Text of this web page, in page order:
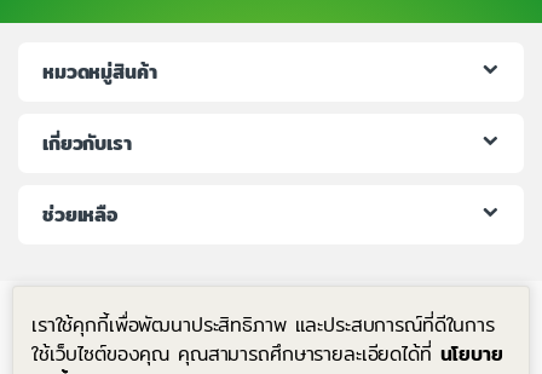
หมวดหมู่สินค้า
เกี่ยวกับเรา
ช่วยเหลือ
เราใช้คุกกี้เพื่อพัฒนาประสิทธิภาพ และประสบการณ์ที่ดีในการ
ใช้เว็บไซต์ของคุณ คุณสามารถศึกษารายละเอียดได้ที่ นโยบาย